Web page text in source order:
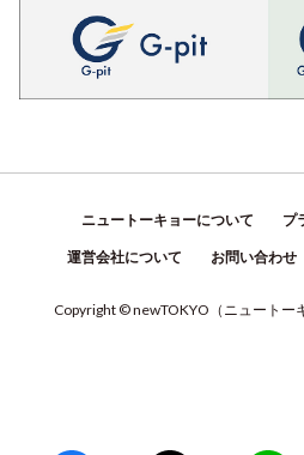
ニュートーキョーについて プ
運営会社について お問い合わせ
Copyright © newTOKYO （ ニュートー